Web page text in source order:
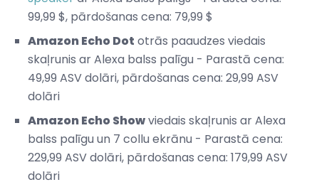
99,99 $, pārdošanas cena: 79,99 $
Amazon Echo Dot otrās paaudzes viedais
skaļrunis ar Alexa balss palīgu - Parastā cena:
49,99 ASV dolāri, pārdošanas cena: 29,99 ASV
dolāri
Amazon Echo Showviedais skaļrunis ar Alexa
balss palīgu un 7 collu ekrānu - Parastā cena:
229,99 ASV dolāri, pārdošanas cena: 179,99 ASV
dolāri